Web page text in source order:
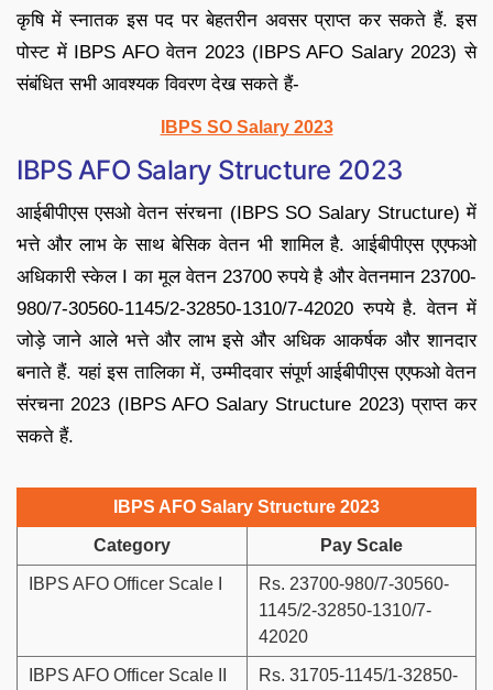
कृषि में स्नातक इस पद पर बेहतरीन अवसर प्राप्त कर सकते हैं. इस
पोस्ट में IBPS AFO वेतन 2023 (IBPS AFO Salary 2023) से
संबंधित सभी आवश्यक विवरण देख सकते हैं-
IBPS SO Salary 2023
IBPS AFO Salary Structure 2023
आईबीपीएस एसओ वेतन संरचना (IBPS SO Salary Structure) में
भत्ते और लाभ के साथ बेसिक वेतन भी शामिल है. आईबीपीएस एएफओ
अधिकारी स्केल I का मूल वेतन 23700 रुपये है और वेतनमान 23700-
980/7-30560-1145/2-32850-1310/7-42020 रुपये है. वेतन में
जोड़े जाने आले भत्ते और लाभ इसे और अधिक आकर्षक और शानदार
बनाते हैं. यहां इस तालिका में, उम्मीदवार संपूर्ण आईबीपीएस एएफओ वेतन
संरचना 2023 (IBPS AFO Salary Structure 2023) प्राप्त कर
सकते हैं.
IBPS AFO Salary Structure 2023
Category Pay Scale
IBPS AFO Officer Scale I
Rs. 23700-980/7-30560-
1145/2-32850-1310/7-
42020
IBPS AFO Officer Scale II
Rs. 31705-1145/1-32850-